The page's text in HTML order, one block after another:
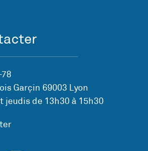
Garçin 69003 Lyon
jeudis de 13h30 à 15h30